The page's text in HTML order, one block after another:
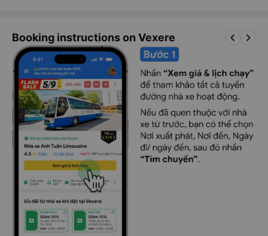
chặng đường đi.
Đội ngũ tài xế kinh nghiệm, lái xe an toàn, không nhồi nhét
khách. Với các chuyến xe đi đêm, tài xế vẫn chạy tốc độ vừa
phải, xe chạy rất êm, khách hàng có thể ngủ hoặc nghỉ ngơi
dưỡng sức trên suốt chặng đường đi.
Booking instructions on Vexere keyboard_arrow_left keyboard_arrow_right